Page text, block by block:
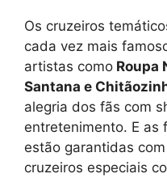
Os cruzeiros
cada vez mais
artistas como Roupa
Santana e
alegria dos fãs com
entretenimento. E as
estão garantidas
cruzeiros especiais